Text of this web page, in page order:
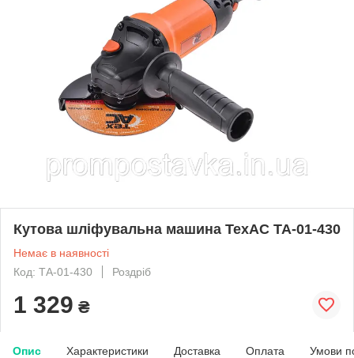
Кутова шліфувальна машина TexАС ТА-01-430
Немає в наявності
Код: ТА-01-430
Роздріб
1 329 ₴
Опис Характеристики Доставка Оплата Умови